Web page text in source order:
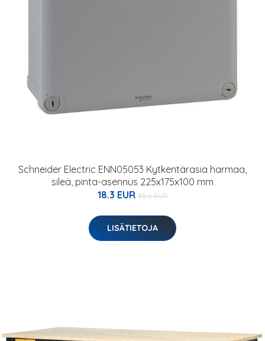
Schneider Electric ENN05053 Kytkentärasia harmaa,
sileä, pinta-asennus 225x175x100 mm
18.3 EUR 30.6 EUR
LISÄTIETOJA